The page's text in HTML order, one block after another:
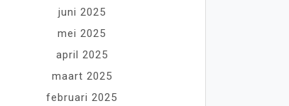
juni 2025
mei 2025
april 2025
maart 2025
februari 2025